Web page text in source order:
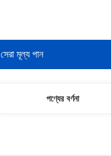
সেরা মূল্য পান
পণ্যের বর্ণনা